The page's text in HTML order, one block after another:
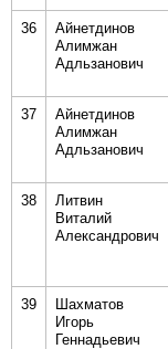
36
Адльзанович
37
Адльзанович
38
Александрович
39
Геннадьевич